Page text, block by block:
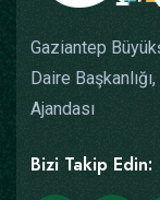
Gaziantep
Daire
Ajandası
Bizi Takip Edin: